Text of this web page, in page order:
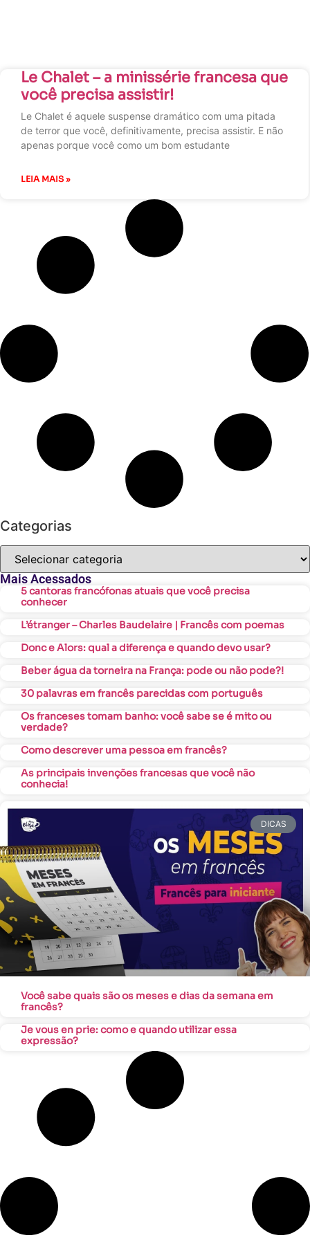
Le Chalet – a minissérie francesa que
você precisa assistir!
Le Chalet é aquele suspense dramático com uma pitada
de terror que você, definitivamente, precisa assistir. E não
apenas porque você como um bom estudante
LEIA MAIS »
Categorias
Mais Acessados
5 cantoras francófonas atuais que você precisa
conhecer
L’étranger – Charles Baudelaire | Francês com poemas
Donc e Alors: qual a diferença e quando devo usar?
Beber água da torneira na França: pode ou não pode?!
30 palavras em francês parecidas com português
Os franceses tomam banho: você sabe se é mito ou
verdade?
Como descrever uma pessoa em francês?
As principais invenções francesas que você não
conhecia!
DICAS
Você sabe quais são os meses e dias da semana em
francês?
Je vous en prie: como e quando utilizar essa
expressão?